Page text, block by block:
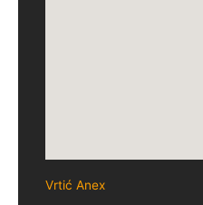
Vrtić Anex